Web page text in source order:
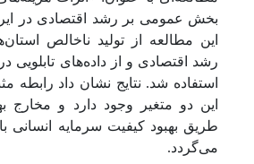
بخش عمومی بر رشد اقتصادی در
این مطالعه از تولید ناخالص
استفاده شد. نتایج نشان داد رابطه
این دو متغیر وجود دارد و مخارج
طریق بهبود کیفیت سرمایه انسانی
می‌گردد.